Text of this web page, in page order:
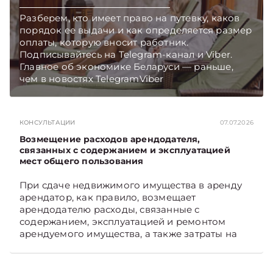
Разберем, кто имеет право на путевку, каков
порядок ее выдачи и как определяется размер
оплаты, которую вносит работник.
Подписывайтесь на Telegram‑канал и Viber.
Главное об экономике Беларуси — раньше,
чем в новостях TelegramViber
КОНСУЛЬТАЦИИ 07.07.2026
Возмещение расходов арендодателя,
связанных с содержанием и эксплуатацией
мест общего пользования
При сдаче недвижимого имущества в аренду
арендатор, как правило, возмещает
арендодателю расходы, связанные с
содержанием, эксплуатацией и ремонтом
арендуемого имущества, а также затраты на